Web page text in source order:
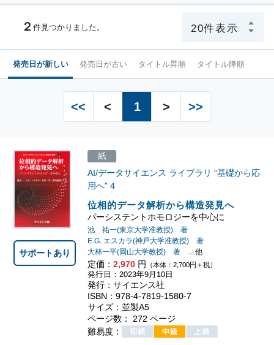
２ 件見つかりました。
発売日が新しい 発売日が古い タイトル昇順 タイトル降順
<< < 1 > >>
位相的データ解析から構造発見へ
パーシステントホモロジーを中心に
AI/データサイエンス ライブラリ “基礎から応
用へ”4
池 祐一(東京大学准教授) 著
E.G. エスカラ(神戸大学准教授) 著
大林一平(岡山大学教授) 著…他
定価： 2,970円 （本体：2,700円＋税）
紙
発行日：2023年9月10日
発行：サイエンス社
ISBN：978-4-7819-1580-7
サイズ：並製A5
ページ数： 272 ページ
難易度：
サポートあり